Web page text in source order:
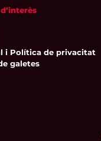
i Política de privacitat
galetes